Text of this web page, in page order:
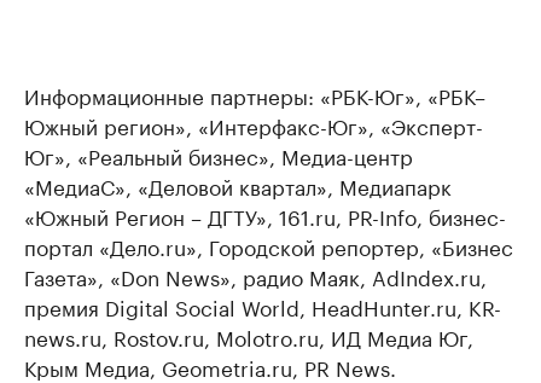
Информационные партнеры: «РБК-Юг», «РБК–
Южный регион», «Интерфакс-Юг», «Эксперт-
Юг», «Реальный бизнес», Медиа-центр
«МедиаС», «Деловой квартал», Медиапарк
«Южный Регион – ДГТУ», 161.ru, PR-Info, бизнес-
портал «Дело.ru», Городской репортер, «Бизнес
Газета», «Don News», радио Маяк, AdIndex.ru,
премия Digital Social World, HeadHunter.ru, KR-
news.ru, Rostov.ru, Molotro.ru, ИД Медиа Юг,
Крым Медиа, Geometria.ru, PR News.